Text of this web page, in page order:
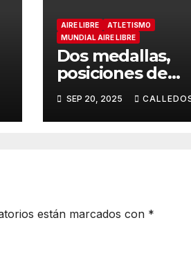
AIRE LIBRE
ATLETISMO
MUNDIAL AIRE LIBRE
Dos medallas,
posiciones de
emoción
SEP 20, 2025
están marcados con *